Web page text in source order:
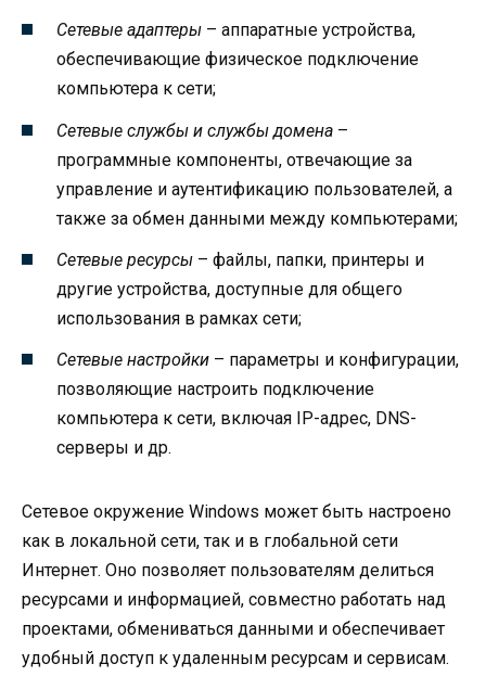
Сетевые адаптеры – аппаратные устройства,
обеспечивающие физическое подключение
компьютера к сети;
Сетевые службы и службы домена –
программные компоненты, отвечающие за
управление и аутентификацию пользователей, а
также за обмен данными между компьютерами;
Сетевые ресурсы – файлы, папки, принтеры и
другие устройства, доступные для общего
использования в рамках сети;
Сетевые настройки – параметры и конфигурации,
позволяющие настроить подключение
компьютера к сети, включая IP-адрес, DNS-
серверы и др.
Сетевое окружение Windows может быть настроено
как в локальной сети, так и в глобальной сети
Интернет. Оно позволяет пользователям делиться
ресурсами и информацией, совместно работать над
проектами, обмениваться данными и обеспечивает
удобный доступ к удаленным ресурсам и сервисам.